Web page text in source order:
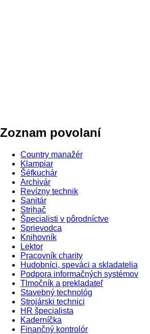
Zoznam povolaní
Country manažér
Klampiar
Šéfkuchár
Archivár
Revízny technik
Sanitár
Strihač
Špecialisti v pôrodníctve
Sprievodca
Knihovník
Lektor
Pracovník charity
Hudobníci, speváci a skladatelia
Podpora informačných systémov
Tlmočník a prekladateľ
Stavebný technológ
Strojárski technici
HR špecialista
Kaderníčka
Finančný kontrolór